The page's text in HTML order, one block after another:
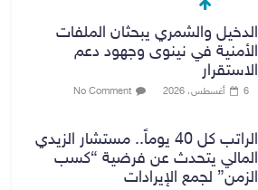
الدخيل والشمري يبحثان الملفات
الأمنية في نينوى وجهود دعم
الاستقرار
6 أغسطس، 2026 No Comment
الراتب كل 40 يوماً.. مستشار الزيدي
المالي يتحدث عن فرضية “كسب
الزمن” لجمع الإيرادات